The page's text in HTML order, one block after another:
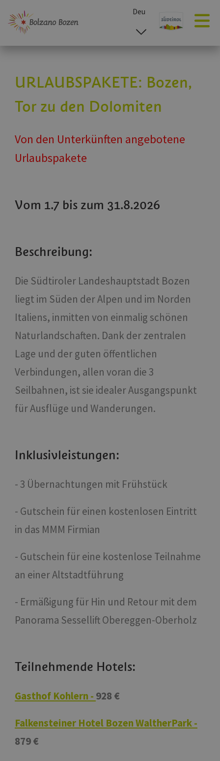
Deu
esp
ita
URLAUBSPAKETE: Bozen,
Tor zu den Dolomiten
Von den Unterkünften angebotene
Urlaubspakete
Vom 1.7 bis zum 31.8.2026
Beschreibung:
Die Südtiroler Landeshauptstadt Bozen
liegt im Süden der Alpen und im Norden
Italiens, inmitten von einmalig schönen
Naturlandschaften. Dank der zentralen
Lage und der guten öffentlichen
Verbindungen, allen voran die 3
Seilbahnen, ist sie idealer Ausgangspunkt
für Ausflüge und Wanderungen.
Inklusivleistungen:
- 3 Übernachtungen mit Frühstück
- Gutschein für einen kostenlosen Eintritt
in das MMM Firmian
- Gutschein für eine kostenlose Teilnahme
an einer Altstadtführung
- Ermäßigung für Hin und Retour mit dem
Panorama Sessellift Obereggen-Oberholz
Teilnehmende Hotels:
Gasthof Kohlern - 928 €
Falkensteiner Hotel Bozen WaltherPark -
879 €